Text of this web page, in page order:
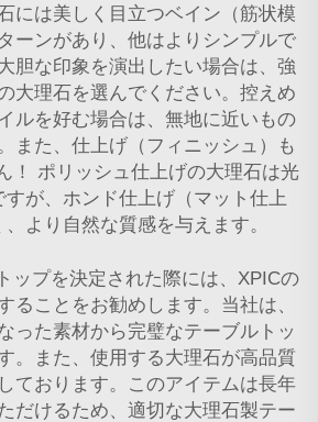
には美しく目立つベイン（筋状模
ーンがあり、他はよりシンプルで
胆な印象を演出したい場合は、強
大理石を選んでください。控えめ
ルを好む場合は、無地に近いもの
また、仕上げ（フィニッシュ）も
！ ポリッシュ仕上げの大理石は光
が、ホンド仕上げ（マット仕上
より自然な質感を与えます。
ップを決定された際には、XPICの
ることをお勧めします。当社は、
った素材から完璧なテーブルトッ
。また、使用する大理石が高品質
ております。このアイテムは長年
だけるため、適切な大理石製テー